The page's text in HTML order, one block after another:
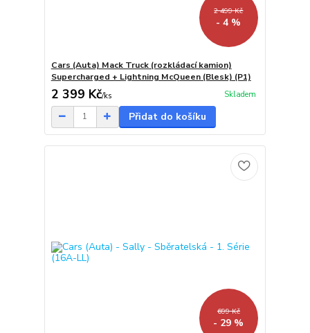
2 499 Kč
- 4 %
Cars (Auta) Mack Truck (rozkládací kamion)
Supercharged + Lightning McQueen (Blesk) (P1)
2 399 Kč/ks Skladem
Přidat do košíku
699 Kč
- 29 %